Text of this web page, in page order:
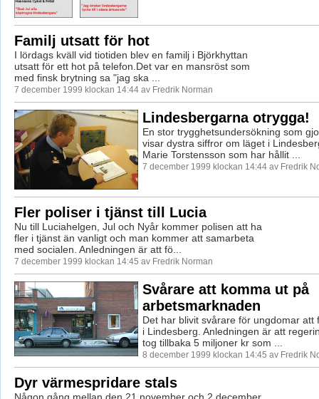
Familj utsatt för hot
I lördags kväll vid tiotiden blev en familj i Björkhyttan
utsatt för ett hot på telefon.Det var en mansröst som
med finsk brytning sa "jag ska ...
7 december 1999 klockan 14:44 av Fredrik Norman
Lindesbergarna otrygga!
En stor trygghetsundersökning som
visar dystra siffror om läget i
Marie Torstensson som har hållit ...
7 december 1999 klockan 14:44 av Fredrik
Fler poliser i tjänst till Lucia
Nu till Luciahelgen, Jul och Nyår kommer polisen att ha
fler i tjänst än vanligt och man kommer att samarbeta
med socialen. Anledningen är att fö...
7 december 1999 klockan 14:45 av Fredrik Norman
Svårare att komma ut på
arbetsmarknaden
Det har blivit svårare för ungdomar att
i Lindesberg. Anledningen är att
tog tillbaka 5 miljoner kr som ...
8 december 1999 klockan 14:45 av Fredrik
Dyr värmespridare stals
Någon gång mellan den 21 november och 2 december